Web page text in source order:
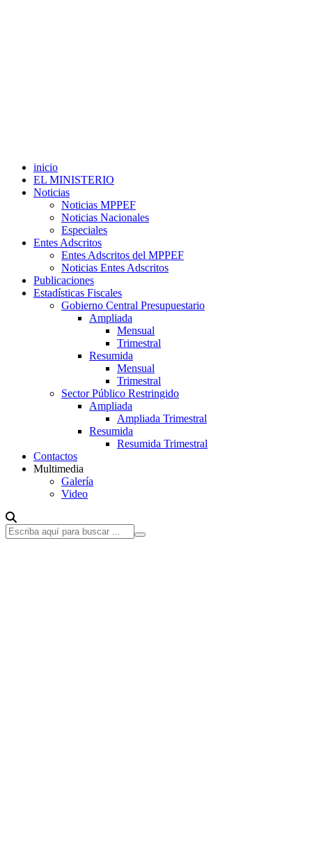
inicio
EL MINISTERIO
Noticias
Noticias MPPEF
Noticias Nacionales
Especiales
Entes Adscritos
Entes Adscritos del MPPEF
Noticias Entes Adscritos
Publicaciones
Estadísticas Fiscales
Gobierno Central Presupuestario
Ampliada
Mensual
Trimestral
Resumida
Mensual
Trimestral
Sector Público Restringido
Ampliada
Ampliada Trimestral
Resumida
Resumida Trimestral
Contactos
Multimedia
Galería
Video